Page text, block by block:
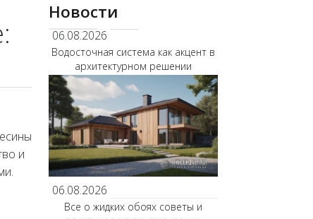
и
Новости
06.08.2026
Водосточная система как акцент в
архитектурном решении
06.08.2026
Все о жидких обоях советы и